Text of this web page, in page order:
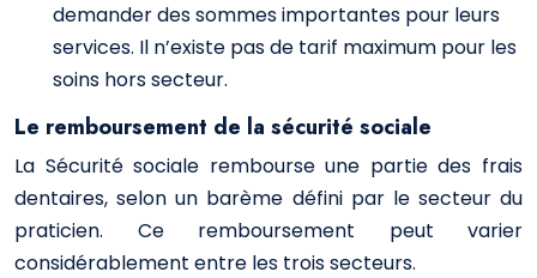
demander des sommes importantes pour leurs
services. Il n’existe pas de tarif maximum pour les
soins hors secteur.
Le remboursement de la sécurité sociale
La Sécurité sociale rembourse une partie des frais
dentaires, selon un barème défini par le secteur du
praticien. Ce remboursement peut varier
considérablement entre les trois secteurs.